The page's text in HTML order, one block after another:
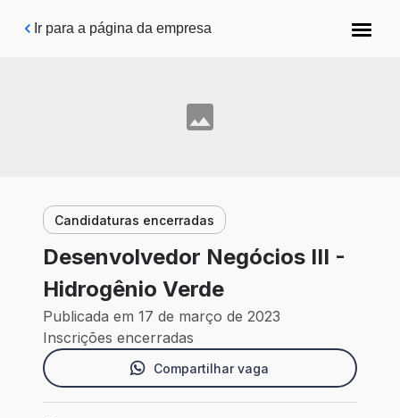
Pular para o conteúdo principal
Ir para a página da empresa
Candidaturas encerradas
Desenvolvedor Negócios III -
Hidrogênio Verde
Publicada em 17 de março de 2023
Inscrições encerradas
Compartilhar vaga